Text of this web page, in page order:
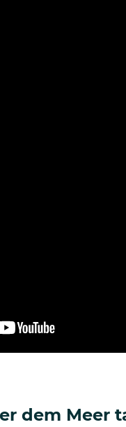
dem Meer